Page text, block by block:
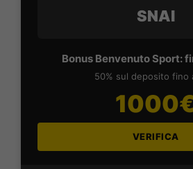
SNAI
Bonus Benvenuto Sport:
50% sul deposito fino
VERIFICA